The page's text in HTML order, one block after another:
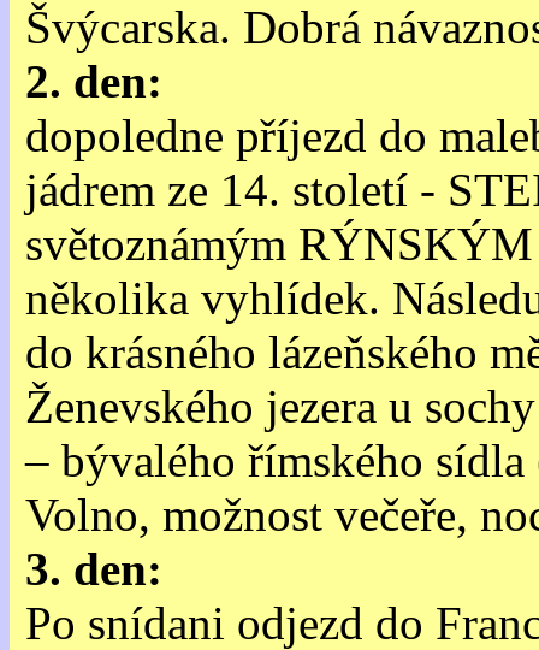
Švýcarska. Dobrá
2. den:
dopoledne příjezd do
jádrem ze 14. století -
světoznámým
několika vyhlídek.
do krásného lázeňského
Ženevského jezera u
– bývalého římského
Volno, možnost večeře,
3. den:
Po snídani odjezd do